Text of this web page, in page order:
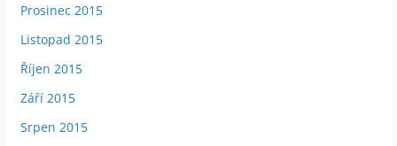
Prosinec 2015
Listopad 2015
Říjen 2015
Září 2015
Srpen 2015